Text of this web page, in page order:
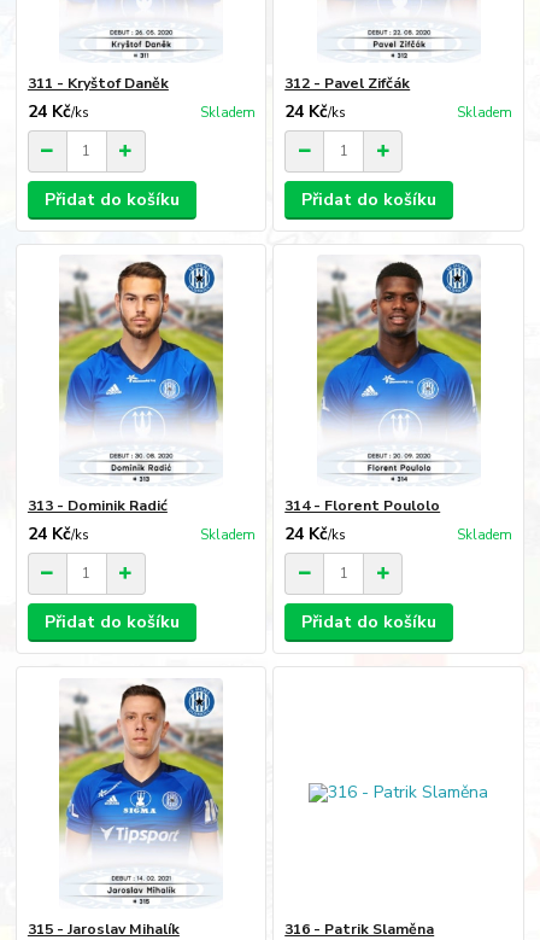
311 - Kryštof Daněk
24 Kč/ks Skladem
Přidat do košíku
312 - Pavel Zifčák
24 Kč/ks Skladem
Přidat do košíku
313 - Dominik Radić
24 Kč/ks Skladem
Přidat do košíku
314 - Florent Poulolo
24 Kč/ks Skladem
Přidat do košíku
315 - Jaroslav Mihalík 316 - Patrik Slaměna